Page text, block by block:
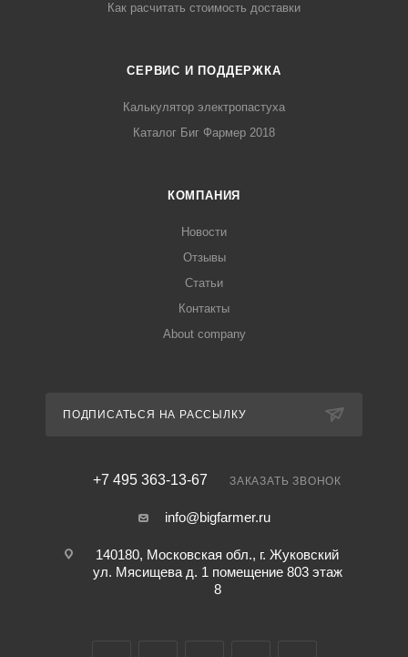
Как расчитать стоимость доставки
СЕРВИС И ПОДДЕРЖКА
Калькулятор электропастуха
Каталог Биг Фармер 2018
КОМПАНИЯ
Новости
Отзывы
Статьи
Контакты
About company
ПОДПИСАТЬСЯ НА РАССЫЛКУ
+7 495 363-13-67 ЗАКАЗАТЬ ЗВОНОК
info@bigfarmer.ru
140180, Московская обл., г. Жуковский
ул. Мясищева д. 1 помещение 803 этаж
8